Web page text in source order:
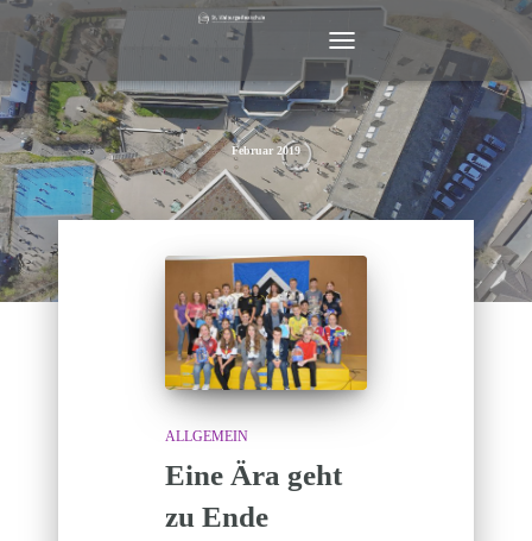
NAVIGATION
UMSCHALTEN
Februar 2019
ALLGEMEIN
Eine Ära geht
zu Ende